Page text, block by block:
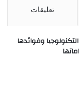
تعليقات
وفوائدها